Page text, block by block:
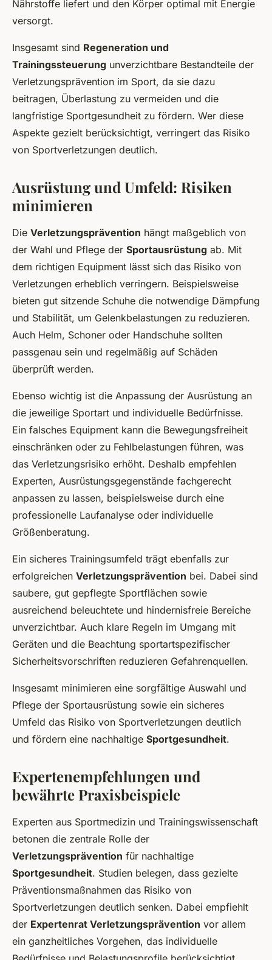
Nährstoffe liefert und den Körper optimal mit Energie
versorgt.
Insgesamt sind Regeneration und
Trainingssteuerung unverzichtbare Bestandteile der
Verletzungsprävention im Sport, da sie dazu
beitragen, Überlastung zu vermeiden und die
langfristige Sportgesundheit zu fördern. Wer diese
Aspekte gezielt berücksichtigt, verringert das Risiko
von Sportverletzungen deutlich.
Ausrüstung und Umfeld: Risiken
minimieren
Die Verletzungsprävention hängt maßgeblich von
der Wahl und Pflege der Sportausrüstung ab. Mit
dem richtigen Equipment lässt sich das Risiko von
Verletzungen erheblich verringern. Beispielsweise
bieten gut sitzende Schuhe die notwendige Dämpfung
und Stabilität, um Gelenkbelastungen zu reduzieren.
Auch Helm, Schoner oder Handschuhe sollten
passgenau sein und regelmäßig auf Schäden
überprüft werden.
Ebenso wichtig ist die Anpassung der Ausrüstung an
die jeweilige Sportart und individuelle Bedürfnisse.
Ein falsches Equipment kann die Bewegungsfreiheit
einschränken oder zu Fehlbelastungen führen, was
das Verletzungsrisiko erhöht. Deshalb empfehlen
Experten, Ausrüstungsgegenstände fachgerecht
anpassen zu lassen, beispielsweise durch eine
professionelle Laufanalyse oder individuelle
Größenberatung.
Ein sicheres Trainingsumfeld trägt ebenfalls zur
erfolgreichen Verletzungsprävention bei. Dabei sind
saubere, gut gepflegte Sportflächen sowie
ausreichend beleuchtete und hindernisfreie Bereiche
unverzichtbar. Auch klare Regeln im Umgang mit
Geräten und die Beachtung sportartspezifischer
Sicherheitsvorschriften reduzieren Gefahrenquellen.
Insgesamt minimieren eine sorgfältige Auswahl und
Pflege der Sportausrüstung sowie ein sicheres
Umfeld das Risiko von Sportverletzungen deutlich
und fördern eine nachhaltige Sportgesundheit.
Expertenempfehlungen und
bewährte Praxisbeispiele
Experten aus Sportmedizin und Trainingswissenschaft
betonen die zentrale Rolle der
Verletzungsprävention für nachhaltige
Sportgesundheit. Studien belegen, dass gezielte
Präventionsmaßnahmen das Risiko von
Sportverletzungen deutlich senken. Dabei empfiehlt
der Expertenrat Verletzungsprävention vor allem
ein ganzheitliches Vorgehen, das individuelle